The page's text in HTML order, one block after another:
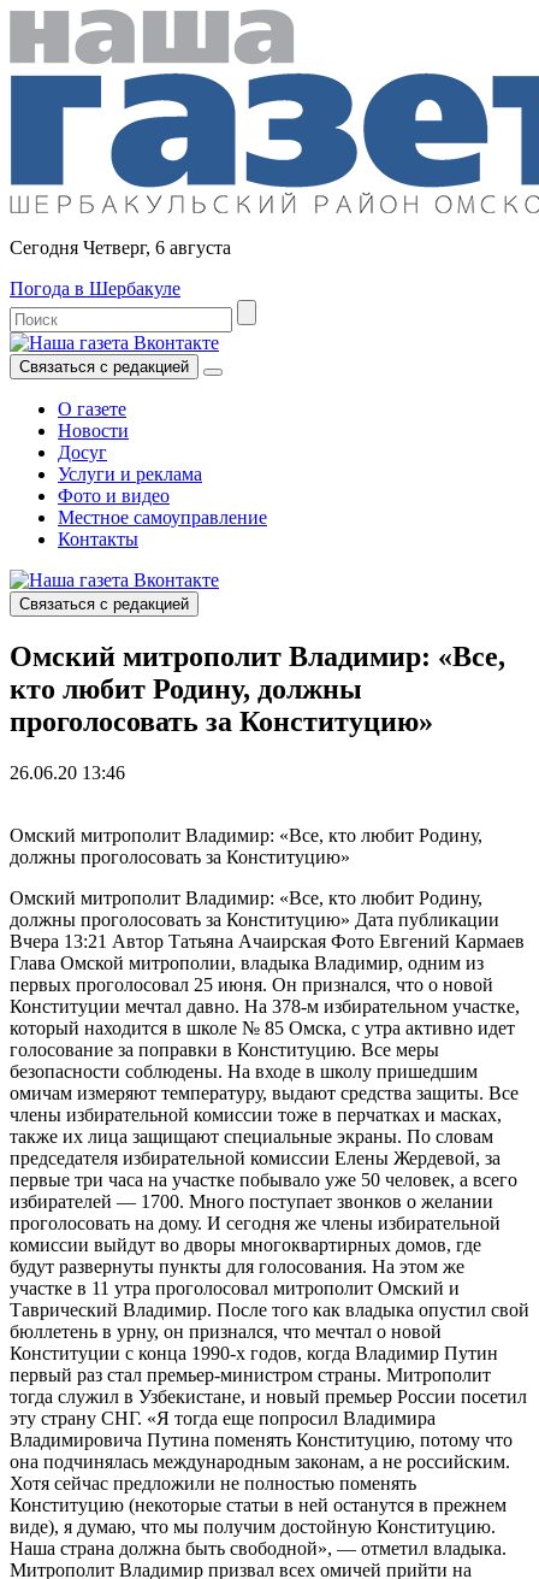
Сегодня Четверг, 6 августа
Погода в Шербакуле
Связаться с редакцией
О газете
Новости
Досуг
Услуги и реклама
Фото и видео
Местное самоуправление
Контакты
Связаться с редакцией
Омский митрополит Владимир: «Все,
кто любит Родину, должны
проголосовать за Конституцию»
26.06.20 13:46
Омский митрополит Владимир: «Все, кто любит Родину,
должны проголосовать за Конституцию»
Омский митрополит Владимир: «Все, кто любит Родину,
должны проголосовать за Конституцию» Дата публикации
Вчера 13:21 Автор Татьяна Ачаирская Фото Евгений Кармаев
Глава Омской митрополии, владыка Владимир, одним из
первых проголосовал 25 июня. Он признался, что о новой
Конституции мечтал давно. На 378-м избирательном участке,
который находится в школе № 85 Омска, с утра активно идет
голосование за поправки в Конституцию. Все меры
безопасности соблюдены. На входе в школу пришедшим
омичам измеряют температуру, выдают средства защиты. Все
члены избирательной комиссии тоже в перчатках и масках,
также их лица защищают специальные экраны. По словам
председателя избирательной комиссии Елены Жердевой, за
первые три часа на участке побывало уже 50 человек, а всего
избирателей — 1700. Много поступает звонков о желании
проголосовать на дому. И сегодня же члены избирательной
комиссии выйдут во дворы многоквартирных домов, где
будут развернуты пункты для голосования. На этом же
участке в 11 утра проголосовал митрополит Омский и
Таврический Владимир. После того как владыка опустил свой
бюллетень в урну, он признался, что мечтал о новой
Конституции с конца 1990-х годов, когда Владимир Путин
первый раз стал премьер-министром страны. Митрополит
тогда служил в Узбекистане, и новый премьер России посетил
эту страну СНГ. «Я тогда еще попросил Владимира
Владимировича Путина поменять Конституцию, потому что
она подчинялась международным законам, а не российским.
Хотя сейчас предложили не полностью поменять
Конституцию (некоторые статьи в ней останутся в прежнем
виде), я думаю, что мы получим достойную Конституцию.
Наша страна должна быть свободной», — отметил владыка.
Митрополит Владимир призвал всех омичей прийти на